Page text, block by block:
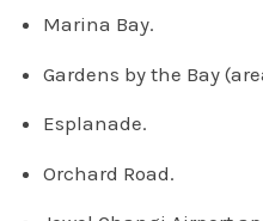
Marina Bay.
Gardens by the Bay
Esplanade.
Orchard Road.